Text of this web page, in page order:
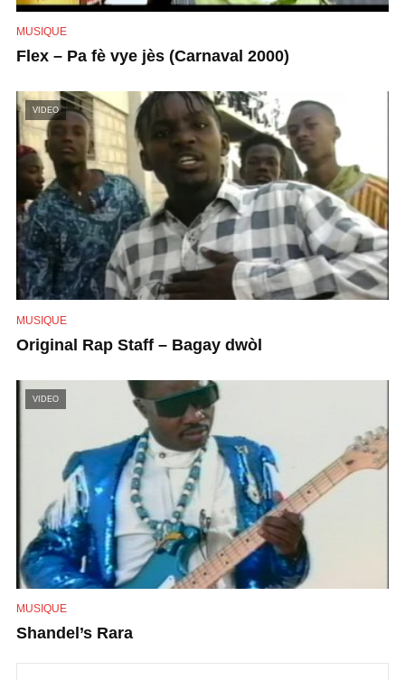
MUSIQUE
Flex – Pa fè vye jès (Carnaval 2000)
VIDEO
MUSIQUE
Original Rap Staff – Bagay dwòl
VIDEO
MUSIQUE
Shandel’s Rara